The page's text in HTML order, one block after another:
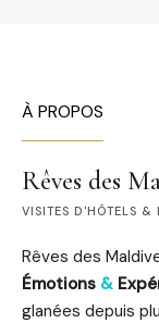
À PROPOS
Rêves des
VISITES D'HÔTELS &
Rêves des
Émotions &
glanées depuis